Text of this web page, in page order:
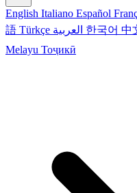
English Italiano Español
語 Türkçe 한국어 中
Melayu Тоҷикӣ